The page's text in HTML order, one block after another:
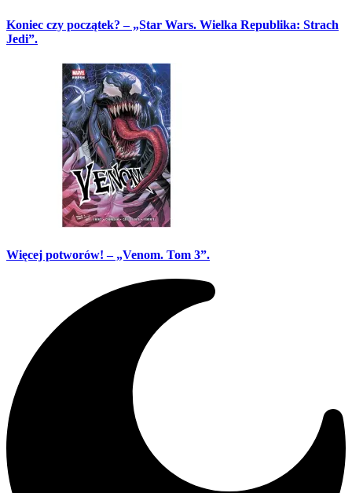
Koniec czy początek? – „Star Wars. Wielka Republika: Strach
Jedi”.
Więcej potworów! – „Venom. Tom 3”.